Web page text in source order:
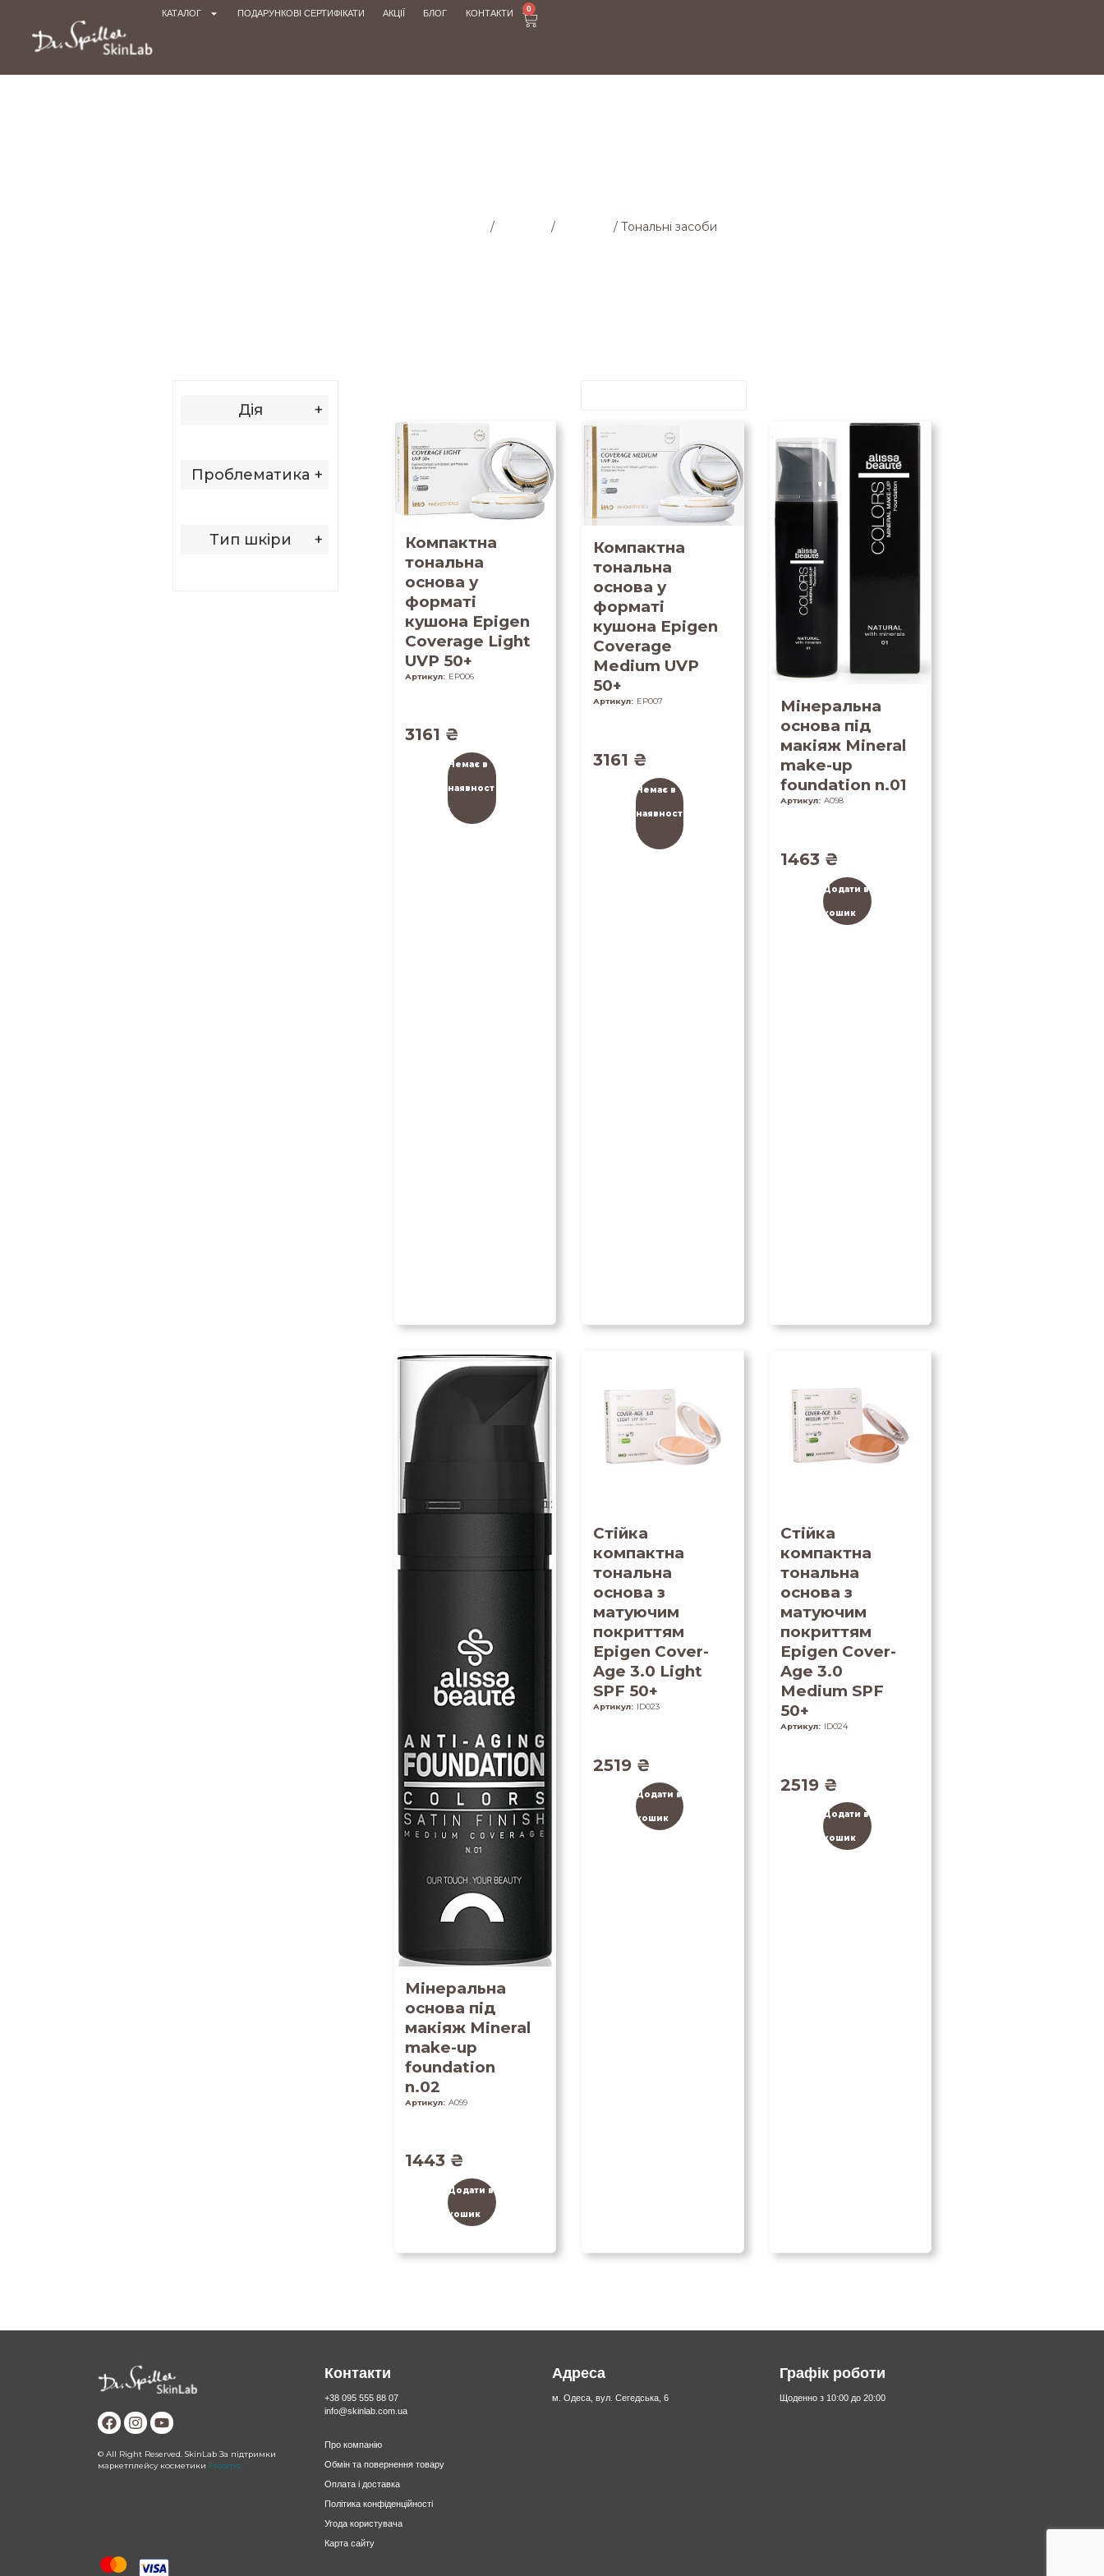
КАТАЛОГ ПОДАРУНКОВІ СЕРТИФІКАТИ АКЦІЇ БЛОГ КОНТАКТИ 0
/ / / Тональні засоби
Дія +
Проблематика +
Тип шкіри +
Компактна
тональна
основа у
форматі
кушона Epigen
Coverage Light
UVP 50+
Артикул: EP006
3161 ₴
Немає в
наявност
і
Компактна
тональна
основа у
форматі
кушона Epigen
Coverage
Medium UVP
50+
Артикул: EP007
3161 ₴
Немає в
наявност
і
Мінеральна
основа під
макіяж Mineral
make-up
foundation n.01
Артикул: A098
1463 ₴
Додати в
кошик
Мінеральна
основа під
макіяж Mineral
make-up
foundation
n.02
Артикул: A099
1443 ₴
Додати в
кошик
Стійка
компактна
тональна
основа з
матуючим
покриттям
Epigen Cover-
Age 3.0 Light
SPF 50+
Артикул: ID023
2519 ₴
Додати в
кошик
Стійка
компактна
тональна
основа з
матуючим
покриттям
Epigen Cover-
Age 3.0
Medium SPF
50+
Артикул: ID024
2519 ₴
Додати в
кошик
© All Right Reserved. SkinLab За підтримки
маркетплейсу косметики Froomo
Контакти
+38 095 555 88 07
info@skinlab.com.ua
Про компанію
Обмін та повернення товару
Оплата і доставка
Політика конфіденційності
Угода користувача
Карта сайту
Адреса
м. Одеса, вул. Сегедська, 6
Графік роботи
Щоденно з 10:00 до 20:00